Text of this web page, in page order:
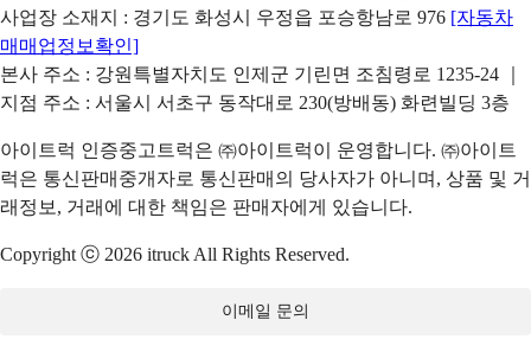
사업장 소재지 : 경기도 화성시 우정읍 포승항남로 976 [자동차
매매업정보확인]
본사 주소 : 강원특별자치도 인제군 기린면 조침령로 1235-24 ｜
지점 주소 : 서울시 서초구 동작대로 230(방배동) 화련빌딩 3층
아이트럭 인증중고트럭은 ㈜아이트럭이 운영합니다. ㈜아이트
럭은 통신판매중개자로 통신판매의 당사자가 아니며, 상품 및 거
래정보, 거래에 대한 책임은 판매자에게 있습니다.
Copyright ⓒ 2026 itruck All Rights Reserved.
이메일 문의